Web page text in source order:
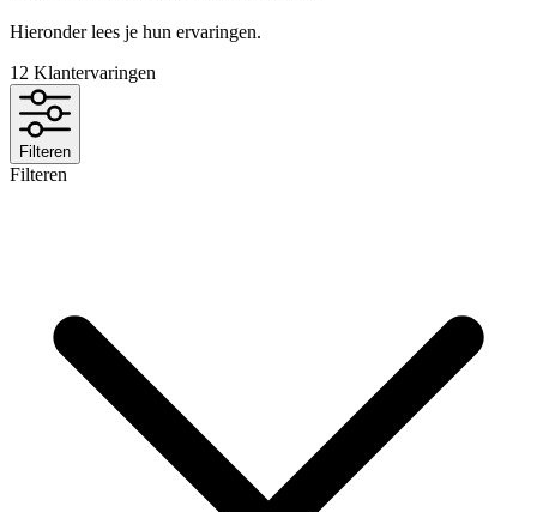
Hieronder lees je hun ervaringen.
12 Klantervaringen
Filteren
Filteren